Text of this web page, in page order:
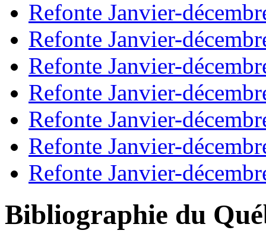
Refonte Janvier-
Refonte Janvier-
Refonte Janvier-
Refonte Janvier-
Refonte Janvier-
Refonte Janvier-
Refonte Janvier-
Bibliographie du